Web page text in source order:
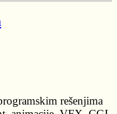
rešenjima